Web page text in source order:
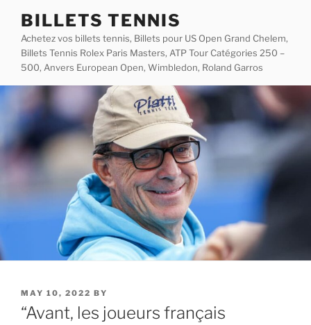
content
BILLETS TENNIS
Achetez vos billets tennis, Billets pour US Open Grand Chelem,
Billets Tennis Rolex Paris Masters, ATP Tour Catégories 250 –
500, Anvers European Open, Wimbledon, Roland Garros
POSTED
ON
MAY 10, 2022 BY
“Avant, les joueurs français